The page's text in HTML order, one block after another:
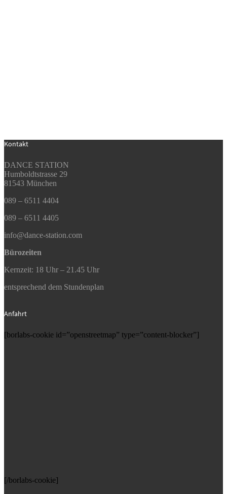
Kontakt
DANCE STATION
Humboldtstrasse 29
81543 München
089 – 6511 4404
089 – 6511 4405
info@dance-station.com
Bürozeiten
Kernzeit: 18 Uhr – 21.45 Uhr
entsprechend dem Stundenplan
Anfahrt
[borlabs-cookie id=”openstreetmap” type=”content-blocker”]
[/borlabs-cookie]